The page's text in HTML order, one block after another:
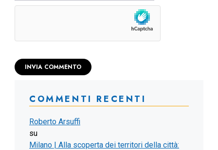
COMMENTI RECENTI
Roberto Arsuffi
su
Milano | Alla scoperta dei territori della città: